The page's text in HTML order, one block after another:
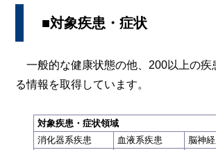
■対象疾患・症状
一般的な健康状態の他、200以上の疾
る情報を取得しています。
対象疾患・症状領域
消化器系疾患
血液系疾患
脳神